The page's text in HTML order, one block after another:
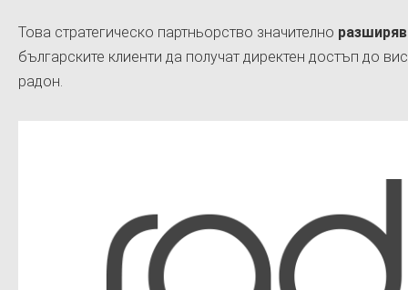
Това стратегическо партньорство значително
българските клиенти да получат директен достъп до
радон.